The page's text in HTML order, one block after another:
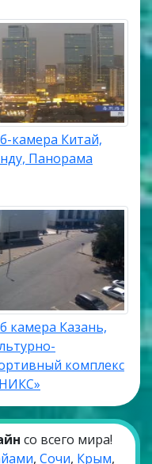
камера Китай,
Панорама
камера Казань,
комплекс
со всего мира!
, Сочи, Крым,